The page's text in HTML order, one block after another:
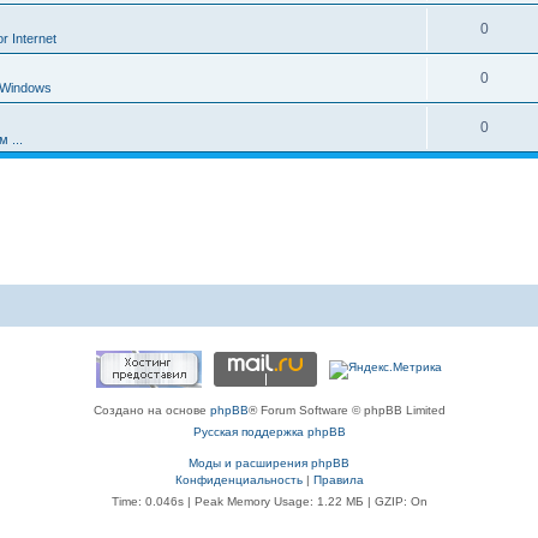
т
ы
е
т
ы
т
е
т
ы
Internet
0О
т
е
т
0О
т
...
0О
т
ы
Создано на основе phpBB® Forum Software © phpBB Limited
Русская поддержка phpBB
Моды и расширения phpBB
Конфиденциальность| Правила
Time: 0.046s| Peak Memory Usage: 1.22 МБ | GZIP: On